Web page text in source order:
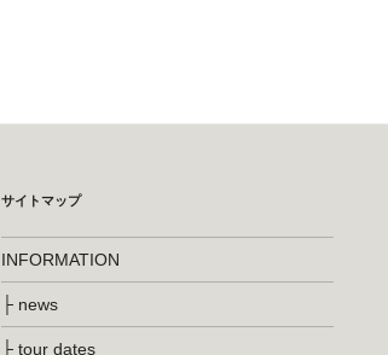
シ
ョ
ン
サイトマップ
INFORMATION
├ news
├ tour dates